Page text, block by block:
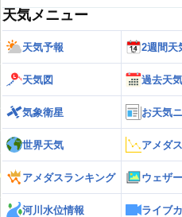
天気メニュー
天気予報 2週間天
天気図 過去天
気象衛星 お天気
世界天気 アメダ
アメダスランキング ウェザ
河川水位情報 ライブ